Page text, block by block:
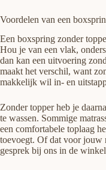
Voordelen van een
Een boxspring zonder
Hou je van een vlak,
dan kan een uitvoering
maakt het verschil, want
makkelijk wil in- en
Zonder topper heb je
te wassen. Sommige
een comfortabele toplaag
toevoegt. Of dat voor jouw
gesprek bij ons in de